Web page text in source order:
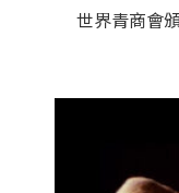
世界青商會